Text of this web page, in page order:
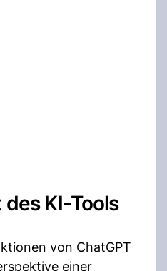
KI-Tools
von ChatGPT
einer